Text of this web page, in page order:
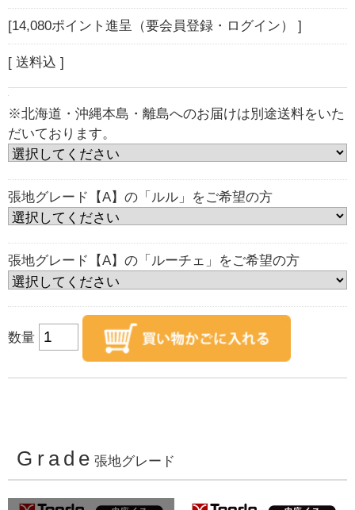
[14,080ポイント進呈（要会員登録・ログイン） ]
[ 送料込 ]
※北海道・沖縄本島・離島へのお届けは別途送料をいた
だいております。
張地グレード【A】の「ルル」をご希望の方
張地グレード【A】の「ルーチェ」をご希望の方
数量
Grade 張地グレード